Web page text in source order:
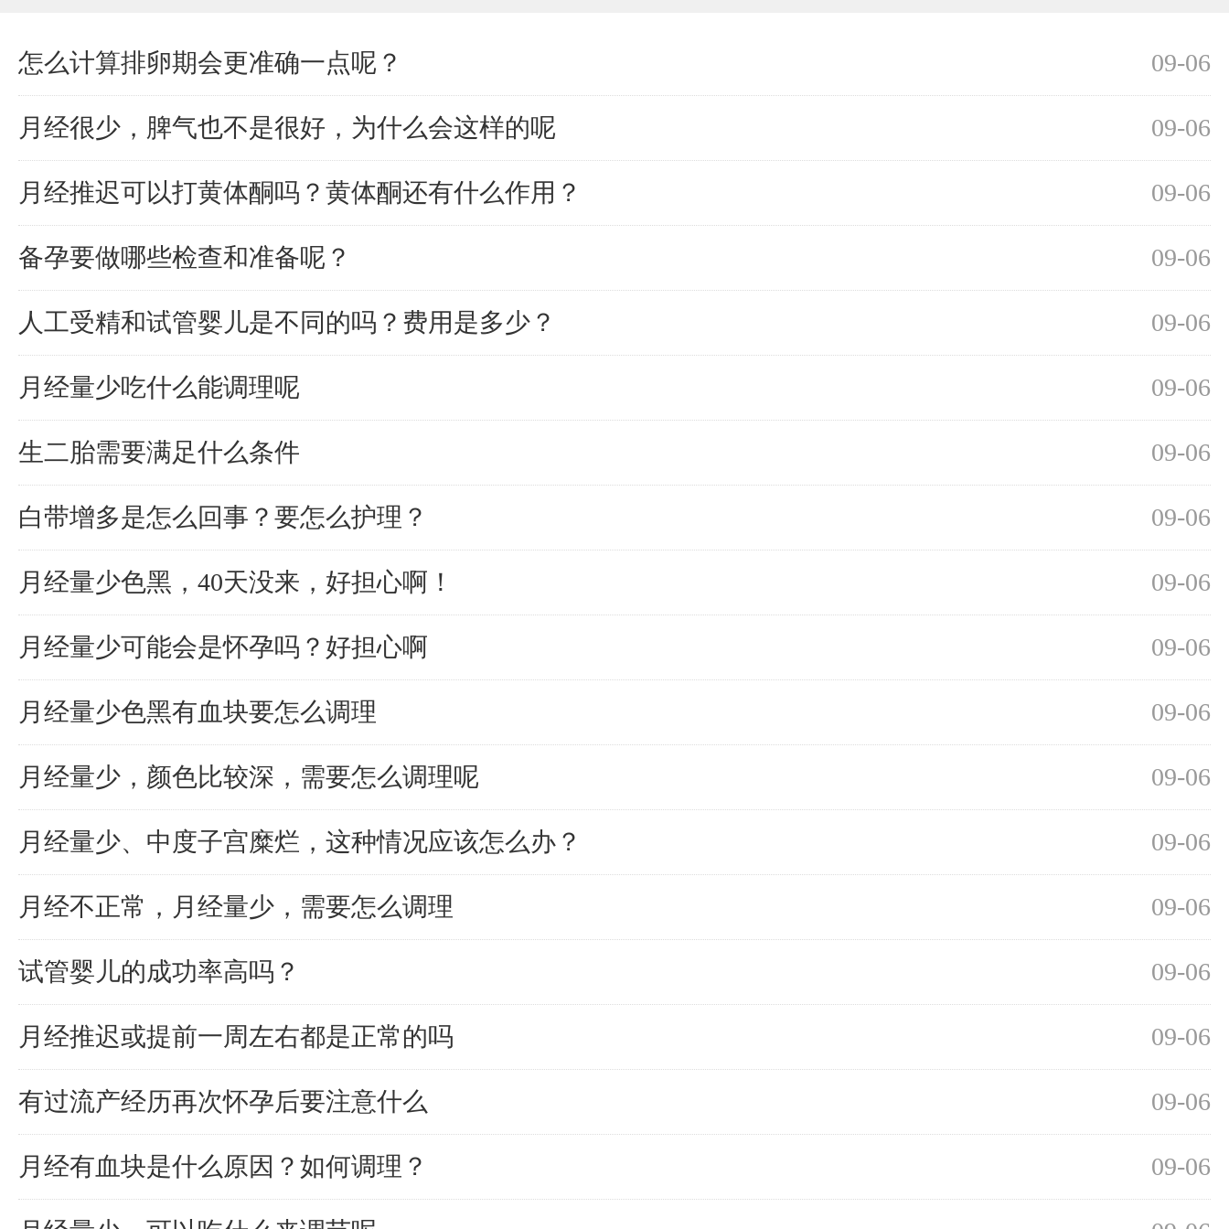
09-06
怎么计算排卵期会更准确一点呢？
09-06
月经很少，脾气也不是很好，为什么会这样的呢
09-06
月经推迟可以打黄体酮吗？黄体酮还有什么作用？
09-06
备孕要做哪些检查和准备呢？
09-06
人工受精和试管婴儿是不同的吗？费用是多少？
09-06
月经量少吃什么能调理呢
09-06
生二胎需要满足什么条件
09-06
白带增多是怎么回事？要怎么护理？
09-06
月经量少色黑，40天没来，好担心啊！
09-06
月经量少可能会是怀孕吗？好担心啊
09-06
月经量少色黑有血块要怎么调理
09-06
月经量少，颜色比较深，需要怎么调理呢
09-06
月经量少、中度子宫糜烂，这种情况应该怎么办？
09-06
月经不正常，月经量少，需要怎么调理
09-06
试管婴儿的成功率高吗？
09-06
月经推迟或提前一周左右都是正常的吗
09-06
有过流产经历再次怀孕后要注意什么
09-06
月经有血块是什么原因？如何调理？